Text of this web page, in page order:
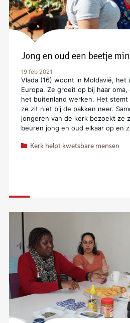
Jong en oud een beetje
19 feb 2021
Vlada (16) woont in Moldavië, het
Europa. Ze groeit op bij haar
het buitenland werken. Het stemt
ze zit niet bij de pakken neer.
jongeren van de kerk bezoekt ze
beuren jong en oud elkaar op en
Kerk helpt kwetsbare mensen